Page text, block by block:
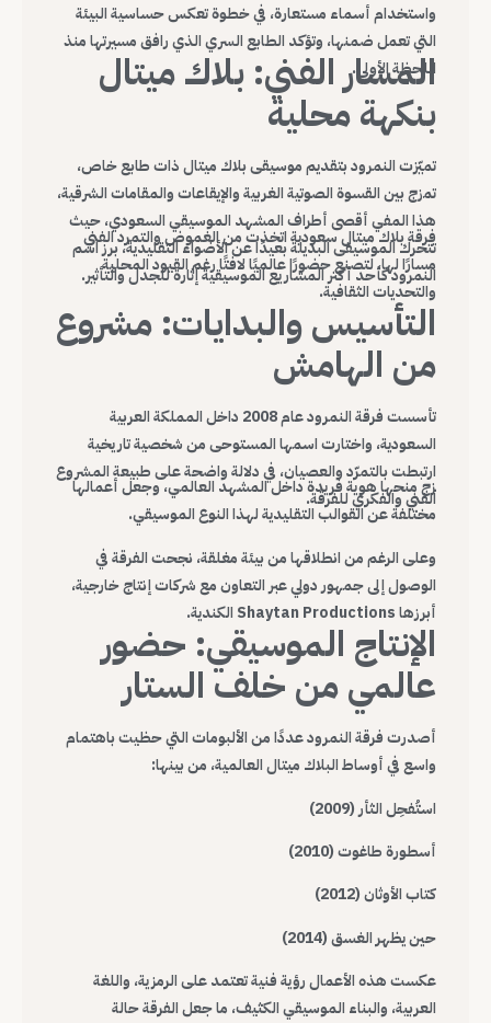
واستخدام أسماء مستعارة، في خطوة تعكس حساسية البيئة
التي تعمل ضمنها، وتؤكد الطابع السري الذي رافق مسيرتها منذ
اللحظة الأولى.
المسار الفني: بلاك ميتال
بنكهة محلية
تميّزت النمرود بتقديم موسيقى بلاك ميتال ذات طابع خاص،
تمزج بين القسوة الصوتية الغربية والإيقاعات والمقامات الشرقية،
هذا المفي أقصى أطراف المشهد الموسيقي السعودي، حيث
تتحرك الموسيقى البديلة بعيدًا عن الأضواء التقليدية، برز اسم
النمرود كأحد أكثر المشاريع الموسيقية إثارة للجدل والتأثير.
فرقة بلاك ميتال سعودية اتخذت من الغموض والتمرد الفني
مسارًا لها، لتصنع حضورًا عالميًا لافتًا رغم القيود المحلية
والتحديات الثقافية.
التأسيس والبدايات: مشروع
من الهامش
تأسست فرقة النمرود عام 2008 داخل المملكة العربية
السعودية، واختارت اسمها المستوحى من شخصية تاريخية
ارتبطت بالتمرّد والعصيان، في دلالة واضحة على طبيعة المشروع
الفني والفكري للفرقة.
زج منحها هوية فريدة داخل المشهد العالمي، وجعل أعمالها
مختلفة عن القوالب التقليدية لهذا النوع الموسيقي.
وعلى الرغم من انطلاقها من بيئة مغلقة، نجحت الفرقة في
الوصول إلى جمهور دولي عبر التعاون مع شركات إنتاج خارجية،
أبرزها Shaytan Productions الكندية.
الإنتاج الموسيقي: حضور
عالمي من خلف الستار
أصدرت فرقة النمرود عددًا من الألبومات التي حظيت باهتمام
واسع في أوساط البلاك ميتال العالمية، من بينها:
استُفحِل الثأر (2009)
أسطورة طاغوت (2010)
كتاب الأوثان (2012)
حين يظهر الغسق (2014)
عكست هذه الأعمال رؤية فنية تعتمد على الرمزية، واللغة
العربية، والبناء الموسيقي الكثيف، ما جعل الفرقة حالة